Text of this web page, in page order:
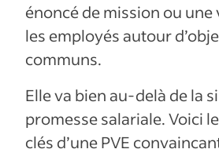
énoncé de mission ou
les employés autour
communs.
Elle va bien au-delà de la
promesse salariale. Voici
clés d’une PVE